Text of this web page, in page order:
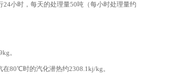
小时，每天的处理量50吨（每小时处理量约
。
80℃时的汽化潜热约2308.1kj/kg。